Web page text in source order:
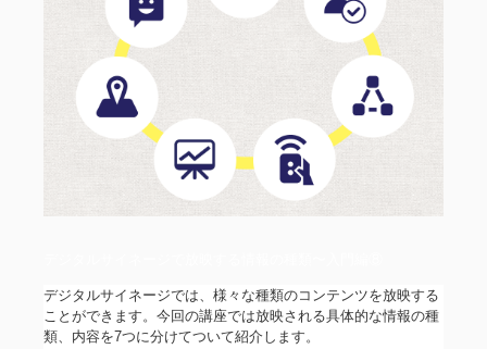
デジタルサイネージでは、様々な種類のコンテンツを放映する
ことができます。今回の講座では放映される具体的な情報の種
類、内容を7つに分けてついて紹介します。